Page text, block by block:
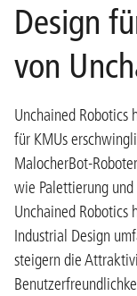
Design
von
Unchained Robotics
für KMUs
MalocherBot-
wie Palettierung
Unchained Robotics
Industrial Design
steigern die